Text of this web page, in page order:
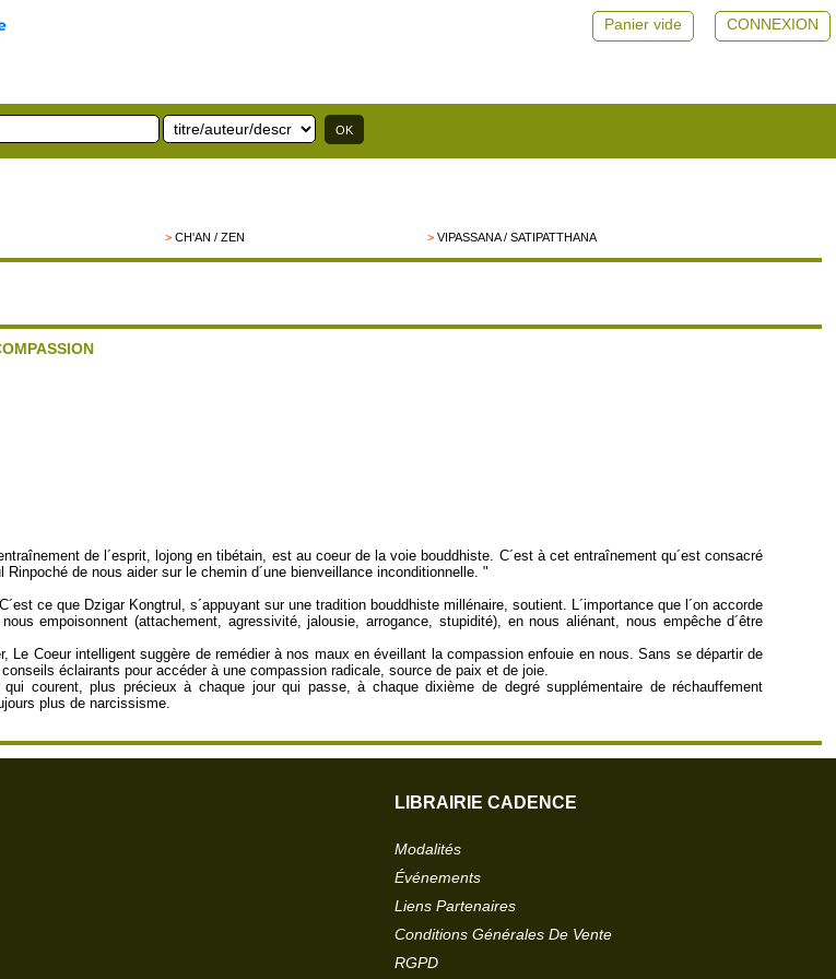
CONNEXION
Panier vide
>CH'AN / ZEN >VIPASSANA / SATIPATTHANA
de l´esprit, lojong en tibétain, est au coeur de la voie bouddhiste. C´est à cet entraînement qu´est consacré
de nous aider sur le chemin d´une bienveillance inconditionnelle. "
ce que Dzigar Kongtrul, s´appuyant sur une tradition bouddhiste millénaire, soutient. L´importance que l´on accorde
empoisonnent (attachement, agressivité, jalousie, arrogance, stupidité), en nous aliénant, nous empêche d´être
Le Coeur intelligent suggère de remédier à nos maux en éveillant la compassion enfouie en nous. Sans se départir de
éclairants pour accéder à une compassion radicale, source de paix et de joie.
courent, plus précieux à chaque jour qui passe, à chaque dixième de degré supplémentaire de réchauffement
plus de narcissisme.
LIBRAIRIE CADENCE
Modalités
Événements
Liens Partenaires
Conditions Générales De Vente
RGPD